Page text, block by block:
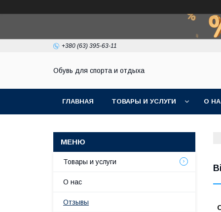
+380 (63) 395-63-11
Обувь для спорта и отдыха
ГЛАВНАЯ ТОВАРЫ И УСЛУГИ О
Товары и услуги
О нас
Отзывы